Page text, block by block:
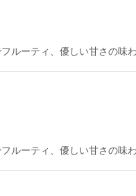
ティ、優しい甘さの味
ティ、優しい甘さの味